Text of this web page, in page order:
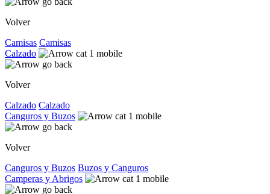
Volver
Camisas Camisas
Calzado
Volver
Calzado Calzado
Canguros y Buzos
Volver
Canguros y Buzos Buzos y Canguros
Camperas y Abrigos